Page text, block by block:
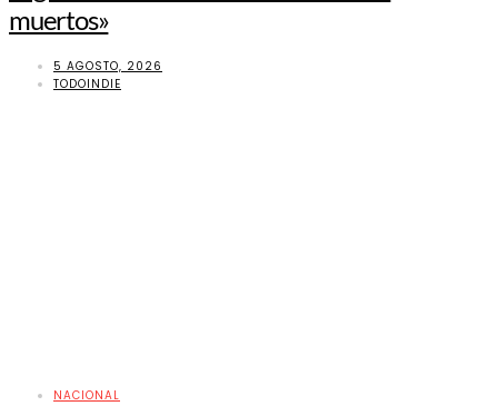
muertos»
5 AGOSTO, 2026
TODOINDIE
NACIONAL